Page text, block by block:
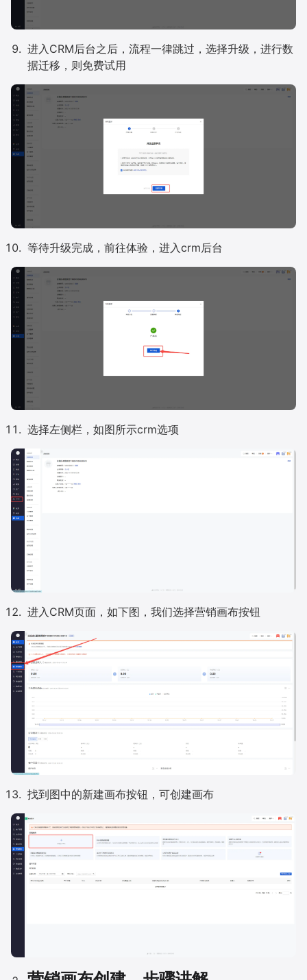
进入CRM后台之后，流程一律跳过，选择升级，进行数
据迁移，则免费试用
等待升级完成，前往体验，进入crm后台
选择左侧栏，如图所示crm选项
进入CRM页面，如下图，我们选择营销画布按钮
找到图中的新建画布按钮，可创建画布